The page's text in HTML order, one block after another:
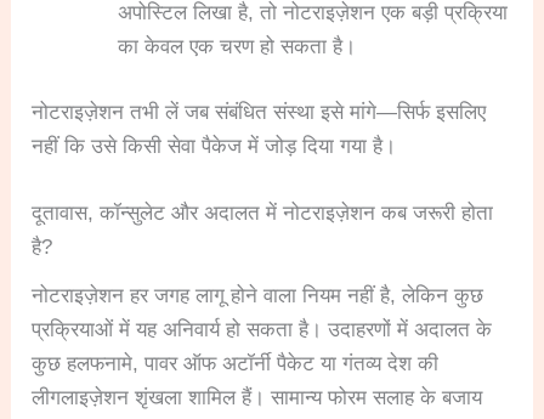
अपोस्टिल लिखा है, तो नोटराइज़ेशन एक बड़ी प्रक्रिया
का केवल एक चरण हो सकता है।
नोटराइज़ेशन तभी लें जब संबंधित संस्था इसे मांगे—सिर्फ इसलिए
नहीं कि उसे किसी सेवा पैकेज में जोड़ दिया गया है।
दूतावास, कॉन्सुलेट और अदालत में नोटराइज़ेशन कब जरूरी होता
है?
नोटराइज़ेशन हर जगह लागू होने वाला नियम नहीं है, लेकिन कुछ
प्रक्रियाओं में यह अनिवार्य हो सकता है। उदाहरणों में अदालत के
कुछ हलफनामे, पावर ऑफ अटॉर्नी पैकेट या गंतव्य देश की
लीगलाइज़ेशन शृंखला शामिल हैं। सामान्य फोरम सलाह के बजाय